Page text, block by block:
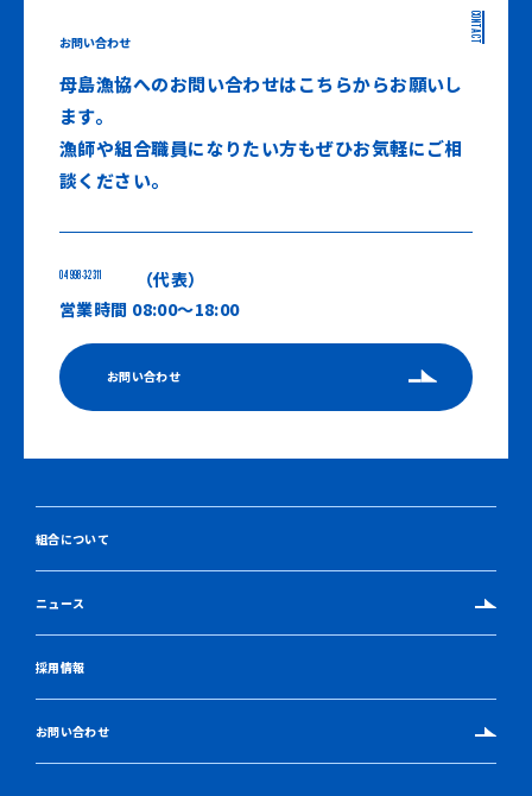
CONTACT
お問い合わせ
母島漁協へのお問い合わせはこちらからお願いし
ます。
漁師や組合職員になりたい方もぜひお気軽にご相
談ください。
04998-3-2311
（代表）
営業時間 08:00〜18:00
お問い合わせ
組合について
ニュース
採用情報
お問い合わせ